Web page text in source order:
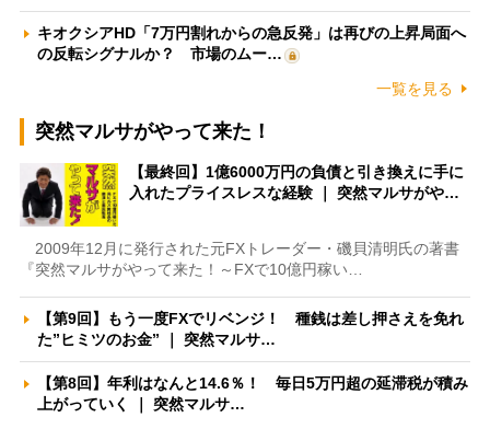
キオクシアHD「7万円割れからの急反発」は再びの上昇局面へ
の反転シグナルか？ 市場のムー…
一覧を見る
突然マルサがやって来た！
【最終回】1億6000万円の負債と引き換えに手に
入れたプライスレスな経験 ｜ 突然マルサがや…
2009年12月に発行された元FXトレーダー・磯貝清明氏の著書
『突然マルサがやって来た！～FXで10億円稼い…
【第9回】もう一度FXでリベンジ！ 種銭は差し押さえを免れ
た”ヒミツのお金” ｜ 突然マルサ…
【第8回】年利はなんと14.6％！ 毎日5万円超の延滞税が積み
上がっていく ｜ 突然マルサ…